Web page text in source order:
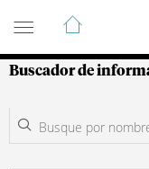
Guía de
Buscador de